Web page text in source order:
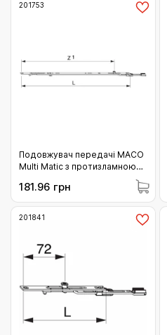
201753
Подовжувач передачі МАСО
Multi Matic з протизламною
(201753)
181.96 грн
201841